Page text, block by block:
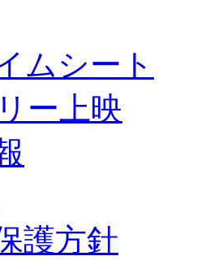
ムシート
ー上映
護方針